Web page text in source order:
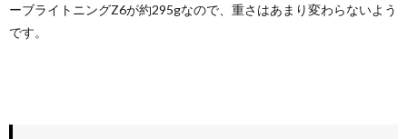
ーブライトニングZ6が約295gなので、重さはあまり変わらないよう
です。